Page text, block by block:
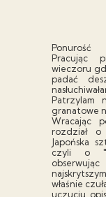
Ponurość
Pracując
wieczoru
padać
Patrzylam
granatowe
Wracając
rozdział o
Japońska
czyli o
właśnie
uczuciu